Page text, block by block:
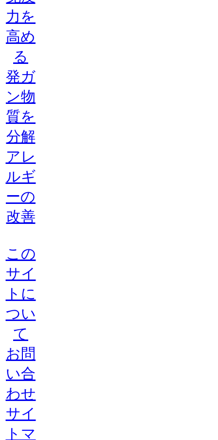
力を
高め
る
発ガ
ン物
質を
分解
アレ
ルギ
ーの
改善
この
サイ
トに
つい
て
お問
い合
わせ
サイ
トマ